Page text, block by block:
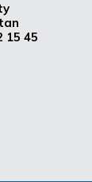
15 45